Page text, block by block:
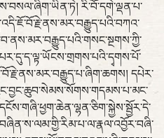
རི་བོ་དགེ་ལྡན་པ་
དཔེར་
དངོས་གཞི་ཕྱག་ཆེན་ལྷན་ཅིག་སྐྱེས་སྦྱོར་དེ་